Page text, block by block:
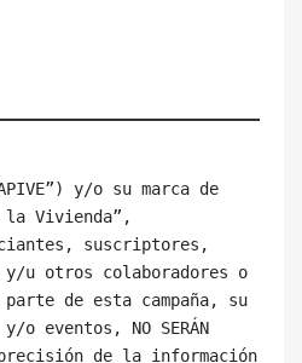
y/o su marca de
la Vivienda”,
suscriptores,
u otros colaboradores o
de esta campaña, su
eventos, NO SERÁN
precisión de la información